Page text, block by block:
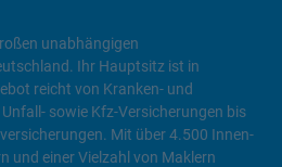
unabhängigen
Ihr Hauptsitz ist in
reicht von Kranken- und
sowie Kfz-Versicherungen bis
Mit über 4.500 Innen-
und einer Vielzahl von Maklern